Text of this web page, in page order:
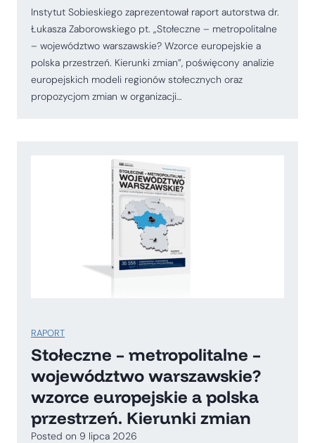
Instytut Sobieskiego zaprezentował raport autorstwa dr.
Łukasza Zaborowskiego pt. „Stołeczne – metropolitalne
– województwo warszawskie? Wzorce europejskie a
polska przestrzeń. Kierunki zmian”, poświęcony analizie
europejskich modeli regionów stołecznych oraz
propozycjom zmian w organizacji…
RAPORT
Stołeczne – metropolitalne –
województwo warszawskie?
wzorce europejskie a polska
przestrzeń. Kierunki zmian
Posted on 9 lipca 2026